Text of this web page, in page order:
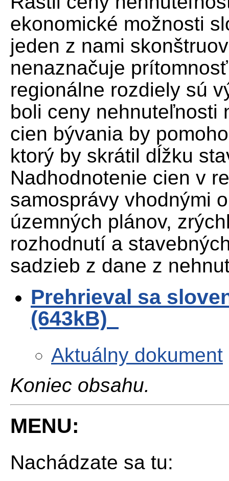
ekonomické možnosti
jeden z nami
nenaznačuje
regionálne rozdiely sú
boli ceny nehnuteľnosti
cien bývania by
ktorý by skrátil dĺžku
Nadhodnotenie cien v
samosprávy vhodnými
územných plánov,
rozhodnutí a
sadzieb z dane z
Prehrieval sa
(643kB)
Aktuálny dokument
Koniec obsahu.
MENU:
Nachádzate sa tu: